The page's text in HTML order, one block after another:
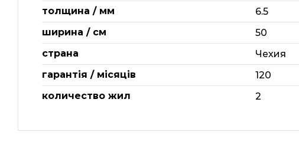
толщина / мм
6.5
ширина / см
50
страна
Чехия
гарантія / місяців
120
количество жил
2